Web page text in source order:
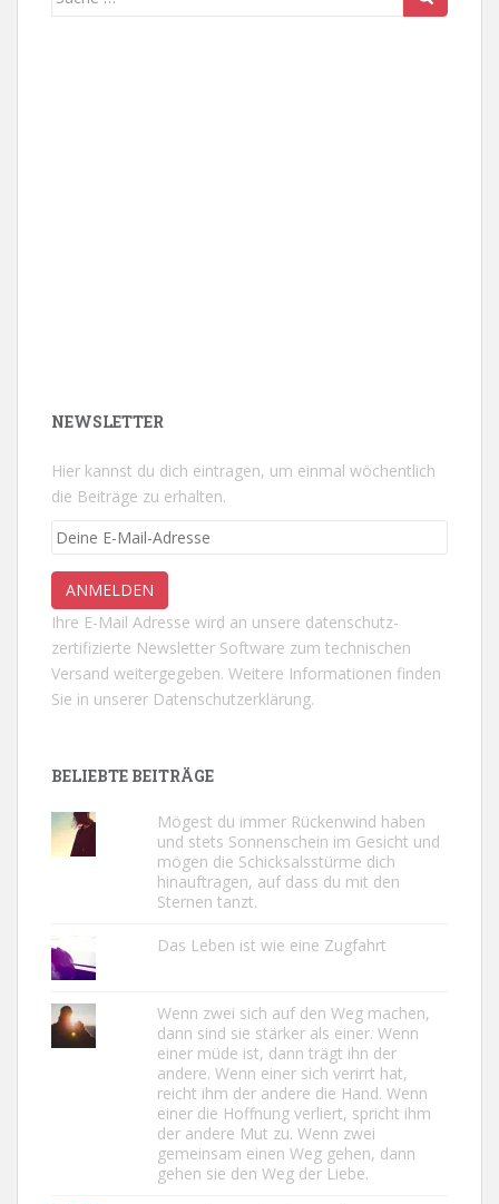
NEWSLETTER
Hier kannst du dich eintragen, um einmal wöchentlich
die Beiträge zu erhalten.
Ihre E-Mail Adresse wird an unsere datenschutz-
zertifizierte Newsletter Software zum technischen
Versand weitergegeben. Weitere Informationen finden
Sie in unserer Datenschutzerklärung.
BELIEBTE BEITRÄGE
Mögest du immer Rückenwind haben
und stets Sonnenschein im Gesicht und
mögen die Schicksalsstürme dich
hinauftragen, auf dass du mit den
Sternen tanzt.
Das Leben ist wie eine Zugfahrt
Wenn zwei sich auf den Weg machen,
dann sind sie stärker als einer. Wenn
einer müde ist, dann trägt ihn der
andere. Wenn einer sich verirrt hat,
reicht ihm der andere die Hand. Wenn
einer die Hoffnung verliert, spricht ihm
der andere Mut zu. Wenn zwei
gemeinsam einen Weg gehen, dann
gehen sie den Weg der Liebe.